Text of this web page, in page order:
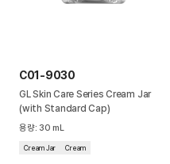
C01-9030
GL Skin Care Series Cream Jar
(with Standard Cap)
용량: 30 mL
Cream Jar Cream